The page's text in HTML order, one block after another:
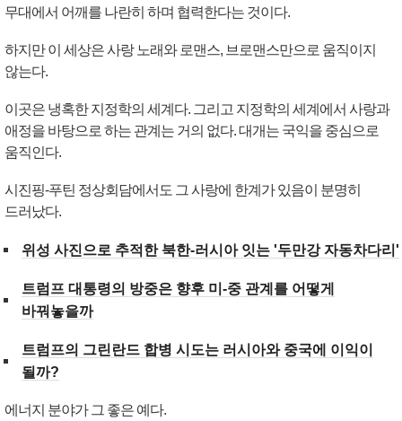
무대에서 어깨를 나란히 하며 협력한다는 것이다.
하지만 이 세상은 사랑 노래와 로맨스, 브로맨스만으로 움직이지
않는다.
이곳은 냉혹한 지정학의 세계다. 그리고 지정학의 세계에서 사랑과
애정을 바탕으로 하는 관계는 거의 없다. 대개는 국익을 중심으로
움직인다.
시진핑-푸틴 정상회담에서도 그 사랑에 한계가 있음이 분명히
드러났다.
위성 사진으로 추적한 북한-러시아 잇는 '두만강 자동차다리'
트럼프 대통령의 방중은 향후 미-중 관계를 어떻게
바꿔놓을까
트럼프의 그린란드 합병 시도는 러시아와 중국에 이익이
될까?
에너지 분야가 그 좋은 예다.